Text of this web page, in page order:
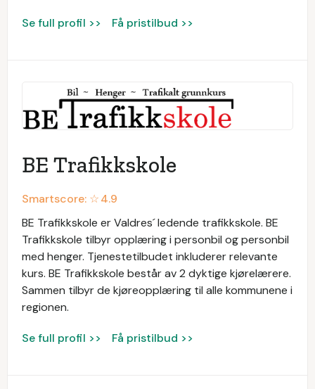
Se full profil >> Få pristilbud >>
BE Trafikkskole
Smartscore: ☆4.9
BE Trafikkskole er Valdres´ ledende trafikkskole. BE
Trafikkskole tilbyr opplæring i personbil og personbil
med henger. Tjenestetilbudet inkluderer relevante
kurs. BE Trafikkskole består av 2 dyktige kjørelærere.
Sammen tilbyr de kjøreopplæring til alle kommunene i
regionen.
Se full profil >> Få pristilbud >>